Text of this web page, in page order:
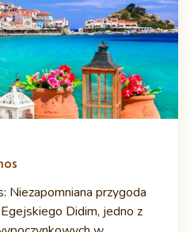
Niezapomniana przygoda
Didim, jedno z